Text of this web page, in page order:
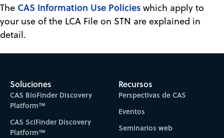
The CAS Information Use Policies which apply to
your use of the LCA File on STN are explained in
detail.
Soluciones
CAS BioFinder Discovery
Platform™
CAS SciFinder Discovery
Platform™
Recursos
Perspectivas de CAS
Eventos
Seminarios web